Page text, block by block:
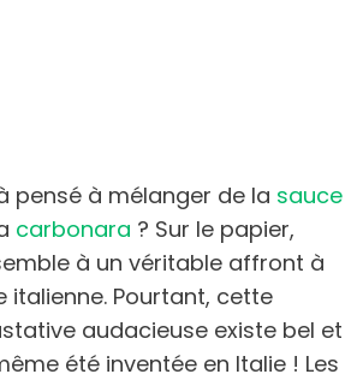
pensé à mélanger de la sauce
carbonara ? Sur le papier,
à un véritable affront à
italienne. Pourtant, cette
audacieuse existe bel et
été inventée en Italie ! Les